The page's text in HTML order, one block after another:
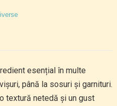
esențial în multe
până la sosuri și garnituri.
textură netedă și un gust